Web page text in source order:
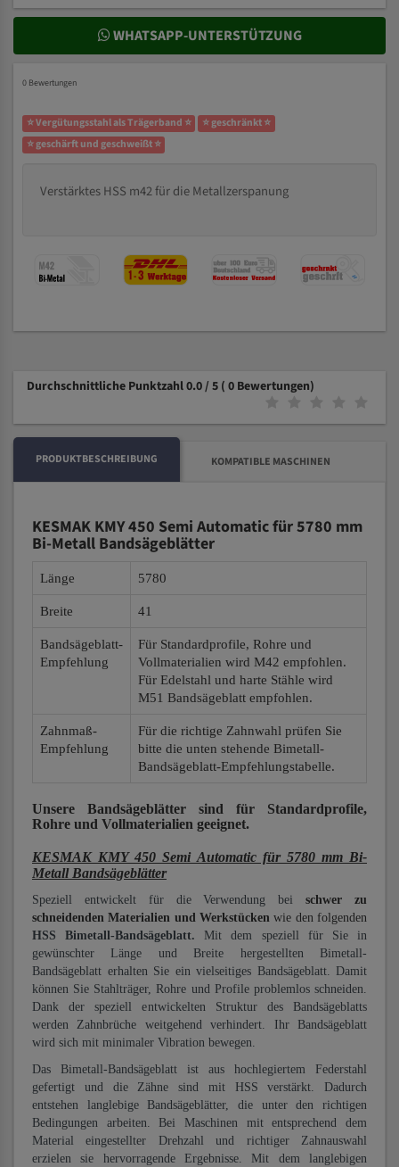
WHATSAPP-UNTERSTÜTZUNG
0 Bewertungen
⭐ Vergütungsstahl als Trägerband ⭐
⭐ geschränkt ⭐
⭐ geschärft und geschweißt ⭐
Verstärktes HSS m42 für die Metallzerspanung
Durchschnittliche Punktzahl 0.0 / 5 ( 0 Bewertungen)
PRODUKTBESCHREIBUNG KOMPATIBLE MASCHINEN
KESMAK KMY 450 Semi Automatic für 5780 mm
Bi-Metall Bandsägeblätter
Länge 5780
Breite 41
Bandsägeblatt-
Empfehlung
Für Standardprofile, Rohre und
Vollmaterialien wird M42 empfohlen.
Für Edelstahl und harte Stähle wird
M51 Bandsägeblatt empfohlen.
Zahnmaß-
Empfehlung
Für die richtige Zahnwahl prüfen Sie
bitte die unten stehende Bimetall-
Bandsägeblatt-Empfehlungstabelle.
Unsere Bandsägeblätter sind für Standardprofile,
Rohre und Vollmaterialien geeignet.
KESMAK KMY 450 Semi Automatic für 5780 mm Bi-
Metall Bandsägeblätter
Speziell entwickelt für die Verwendung beischwer zu
schneidenden Materialien und Werkstücken wie den folgenden
HSS Bimetall-Bandsägeblatt. Mit dem speziell für Sie in
gewünschter Länge und Breite hergestellten Bimetall-
Bandsägeblatt erhalten Sie ein vielseitiges Bandsägeblatt. Damit
können Sie Stahlträger, Rohre und Profile problemlos schneiden.
Dank der speziell entwickelten Struktur des Bandsägeblatts
werden Zahnbrüche weitgehend verhindert. Ihr Bandsägeblatt
wird sich mit minimaler Vibration bewegen.
Das Bimetall-Bandsägeblatt ist aus hochlegiertem Federstahl
gefertigt und die Zähne sind mit HSS verstärkt. Dadurch
entstehen langlebige Bandsägeblätter, die unter den richtigen
Bedingungen arbeiten. Bei Maschinen mit entsprechend dem
Material eingestellter Drehzahl und richtiger Zahnauswahl
erzielen sie hervorragende Ergebnisse. Mit dem langlebigen